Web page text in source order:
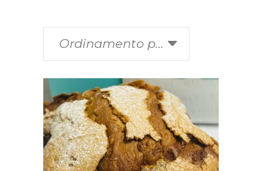
Ordinamento predefinito
SCEGLI Questo